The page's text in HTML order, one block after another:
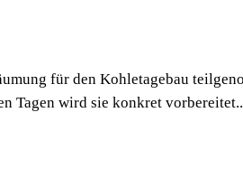
für den Kohletagebau
Tagen wird sie konkret